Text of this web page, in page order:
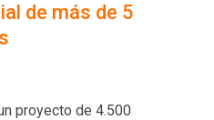
de más de 5
proyecto de 4.500